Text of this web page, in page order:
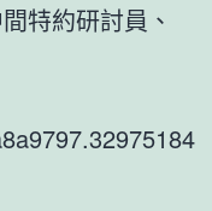
特約研討員、